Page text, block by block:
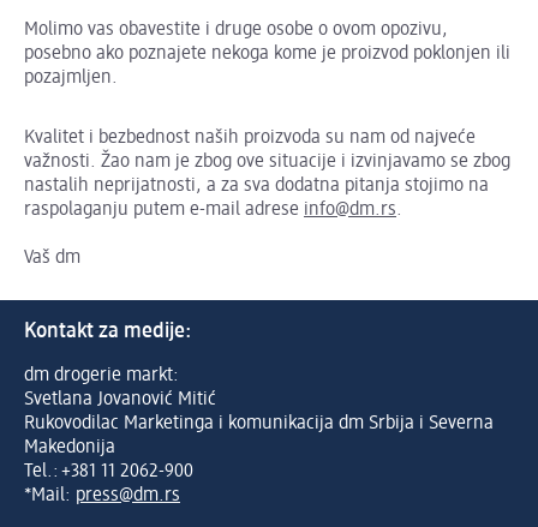
Molimo vas obavestite i druge osobe o ovom opozivu,
posebno ako poznajete nekoga kome je proizvod poklonjen ili
pozajmljen.
Kvalitet i bezbednost naših proizvoda su nam od najveće
važnosti. Žao nam je zbog ove situacije i izvinjavamo se zbog
nastalih neprijatnosti, a za sva dodatna pitanja stojimo na
raspolaganju putem e-mail adrese info@dm.rs.
Vaš dm
Kontakt za medije:
dm drogerie markt:
Svetlana Jovanović Mitić
Rukovodilac Marketinga i komunikacija dm Srbija i Severna
Makedonija
Tel.: +381 11 2062-900
*Mail: press@dm.rs